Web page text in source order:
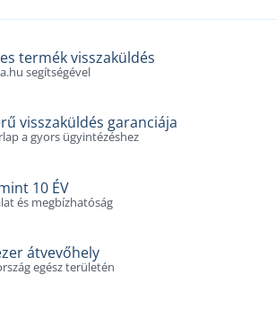
termék visszaküldés
segítségével
visszaküldés garanciája
a gyors ügyintézéshez
10 ÉV
és megbízhatóság
átvevőhely
egész területén